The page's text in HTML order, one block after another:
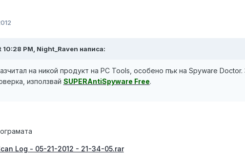
PM, Night_Raven написа:
на никой продукт на PC Tools, особено пък на Spyware
използвай SUPERAntiSpyware Free.
Log - 05-21-2012 - 21-34-05.rar